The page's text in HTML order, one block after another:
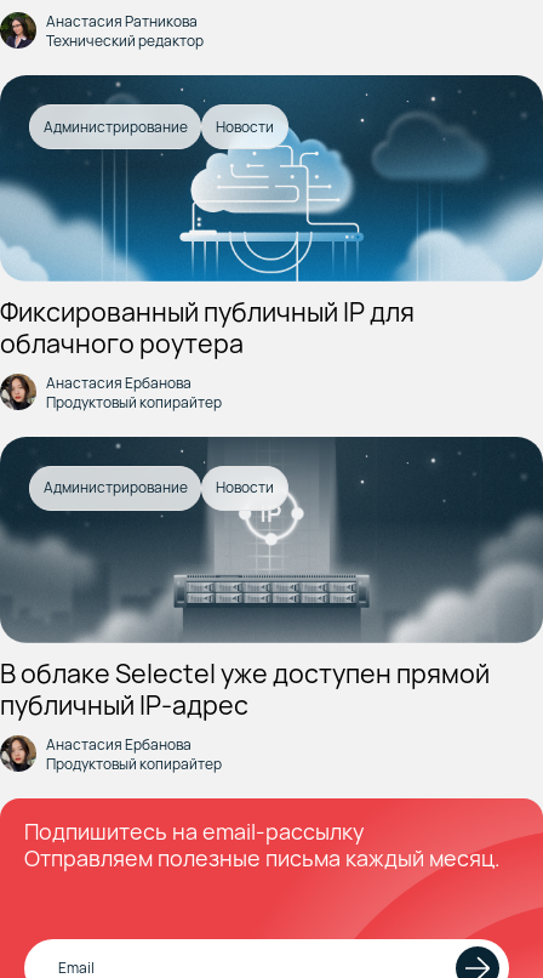
Анастасия Ратникова
Технический редактор
Администрирование Новости
Фиксированный публичный IP для
облачного роутера
Анастасия Ербанова
Продуктовый копирайтер
Администрирование Новости
В облаке Selectel уже доступен прямой
публичный IP-адрес
Анастасия Ербанова
Продуктовый копирайтер
Подпишитесь на email-рассылку
Отправляем полезные письма каждый месяц.